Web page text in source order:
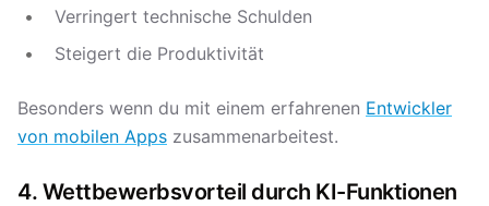
Verringert technische Schulden
Steigert die Produktivität
Besonders wenn du mit einem erfahrenen Entwickler
von mobilen Apps zusammenarbeitest.
4. Wettbewerbsvorteil durch KI-Funktionen